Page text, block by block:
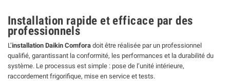
Installation rapide et efficace par des
professionnels
L’installation Daikin Comfora doit être réalisée par un professionnel
qualifié, garantissant la conformité, les performances et la durabilité du
système. Le processus est simple : pose de l’unité intérieure,
raccordement frigorifique, mise en service et tests.